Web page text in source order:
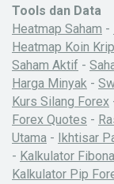
Tools dan Data
Heatmap Saham -
Heatmap Koin
Saham Aktif -
Harga Minyak -
Kurs Silang Forex
Forex Quotes -
Utama - Ikhtisar
- Kalkulator
Kalkulator Pip